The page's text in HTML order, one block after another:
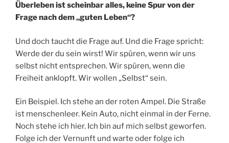
Überleben ist scheinbar alles, keine Spur von der
Frage nach dem „guten Leben“?
Und doch taucht die Frage auf. Und die Frage spricht:
Werde der du sein wirst! Wir spüren, wenn wir uns
selbst nicht entsprechen. Wir spüren, wenn die
Freiheit anklopft. Wir wollen „Selbst“ sein.
Ein Beispiel. Ich stehe an der roten Ampel. Die Straße
ist menschenleer. Kein Auto, nicht einmal in der Ferne.
Noch stehe ich hier. Ich bin auf mich selbst geworfen.
Folge ich der Vernunft und warte oder folge ich